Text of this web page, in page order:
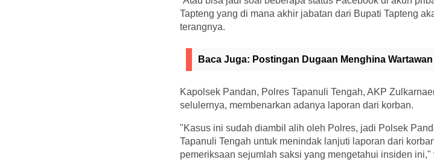
Tapteng yang di mana akhir jabatan dari Bupati Tapteng
terangnya.
Baca Juga: Postingan Dugaan Menghina
Kapolsek Pandan, Polres Tapanuli Tengah, AKP
selulernya, membenarkan adanya laporan dari korban.
"Kasus ini sudah diambil alih oleh Polres, jadi Polsek
Tapanuli Tengah untuk menindak lanjuti laporan dari
pemeriksaan sejumlah saksi yang mengetahui insiden ini,"